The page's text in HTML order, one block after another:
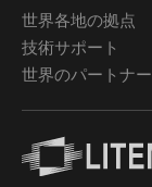
世界各地の拠点
技術サポート
世界のパートナー